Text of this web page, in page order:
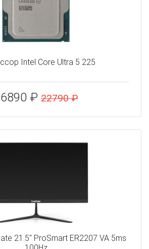
Intel Core Ultra 5 225
₽ 22790 ₽
21.5" ProSmart ER2207 VA 5ms